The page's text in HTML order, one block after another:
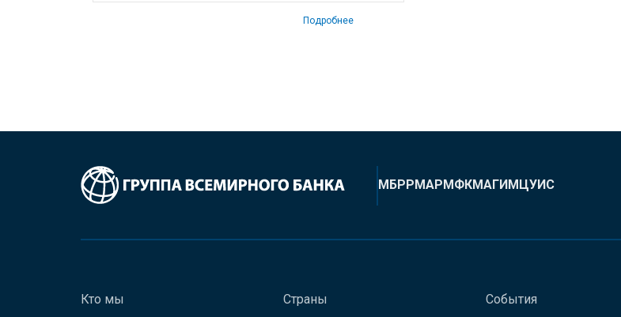
Подробнее
МБРРМАРМФКМАГИМЦУИС
Кто мы Страны События